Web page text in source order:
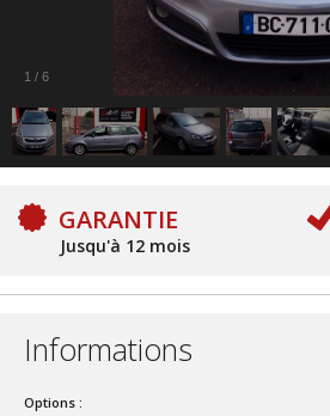
1 / 6
GARANTIE
Jusqu'à 12 mois
Informations
Options :